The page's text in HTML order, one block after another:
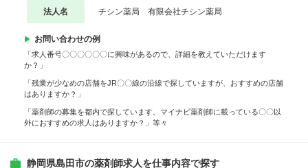
法人名 チシン薬局 有限会社チシン薬局
お問い合わせの例
「求人番号〇〇〇〇〇〇に興味があるので、詳細を教えていただけます
か？」
「残業が少なめの店舗をJR〇〇線の沿線で探していますが、おすすめの店舗
はありますか？」
「薬剤師の募集を都内で探しています。マイナビ薬剤師に載っている〇〇以
外におすすめの求人はありますか？」等々
静岡県島田市の薬剤師求人を仕事内容で探す